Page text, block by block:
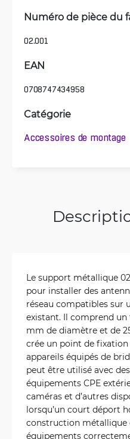
Numéro de pièce du
02.001
EAN
0708747434958
Catégorie
Accessoires de montage
Le support métallique
pour installer des
réseau compatibles sur
existant. Il comprend
mm de diamètre et de
crée un point de
appareils équipés de
peut être utilisé avec
équipements CPE
caméras et d’autres
lorsqu’un court déport
construction métallique
équipements